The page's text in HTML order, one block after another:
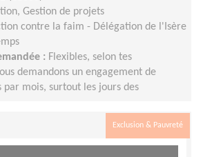
Gestion de projets
contre la faim - Délégation de l'Isère
: Flexibles, selon tes
demandons un engagement de
par mois, surtout les jours des
Exclusion & Pauvreté